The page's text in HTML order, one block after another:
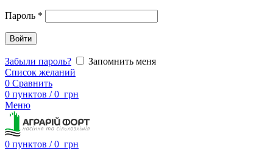
Пароль *
Войти
Забыли пароль?
Запомнить меня
Список желаний
0 Сравнить
0 пунктов / 0 грн
Меню
0 пунктов / 0 грн